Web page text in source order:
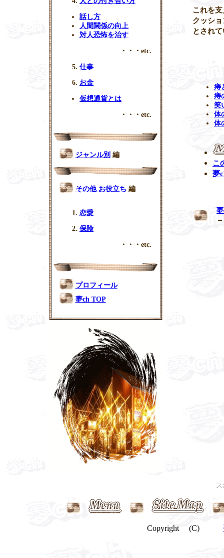
これを
クッシ
とされ
痔
痔
笑
体
体
こ
夢
話し方
人間関係の向上
対人恐怖を治す
・・・etc.
仕事
お金
仮想通貨とは
・・・etc.
ジャンル別 編
その他 お役立ち 編
恋愛
保険
・・・etc.
プロフィール
夢ch TOP
Copyright (C)